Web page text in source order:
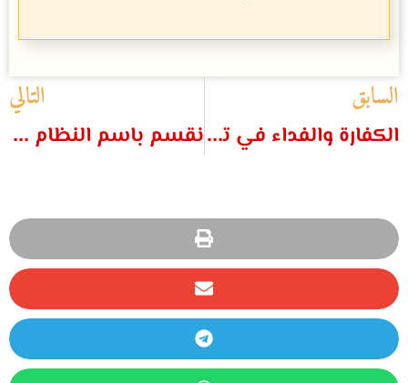
السابق
الكفارة والفداء في تعليم چون كالڤن
التالي
نقسم باسم النظام العظيم